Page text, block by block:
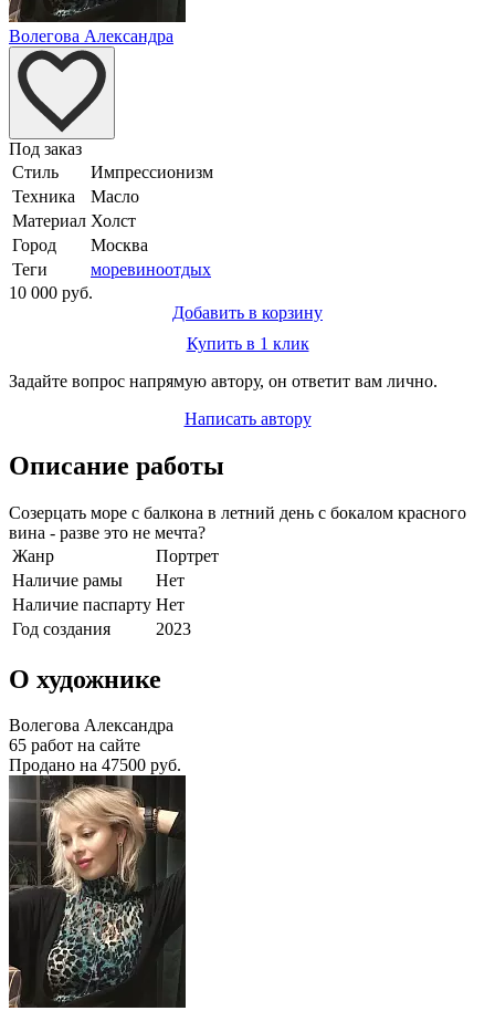
Волегова Александра
Под заказ
Стиль
Импрессионизм
Техника
Масло
Материал Холст
Город
Москва
Теги
моревиноотдых
10 000 руб.
Добавить в корзину
Купить в 1 клик
Задайте вопрос напрямую автору, он ответит вам лично.
Написать автору
Описание работы
Созерцать море с балкона в летний день с бокалом красного
вина - разве это не мечта?
Жанр
Портрет
Наличие рамы
Нет
Наличие паспарту Нет
Год создания
2023
О художнике
Волегова Александра
65 работ на сайте
Продано на 47500 руб.